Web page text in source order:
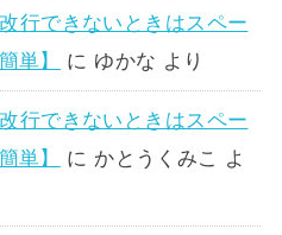
行できないときはスペー
単】
に ゆかな より
行できないときはスペー
単】
に かとうくみこ よ